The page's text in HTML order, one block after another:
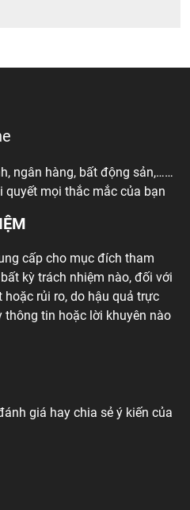
ngân hàng, bất động sản,……
mọi thắc mắc của bạn
cấp cho mục đích tham
kỳ trách nhiệm nào, đối với
rủi ro, do hậu quả trực
tin hoặc lời khuyên nào
giá hay chia sẻ ý kiến của